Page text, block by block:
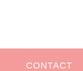
CONTACT